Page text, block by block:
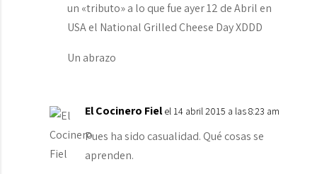
un «tributo» a lo que fue ayer 12 de Abril en
USA el National Grilled Cheese Day XDDD
Un abrazo
El Cocinero Fiel el 14 abril 2015 a las 8:23 am
Pues ha sido casualidad. Qué cosas se
aprenden.